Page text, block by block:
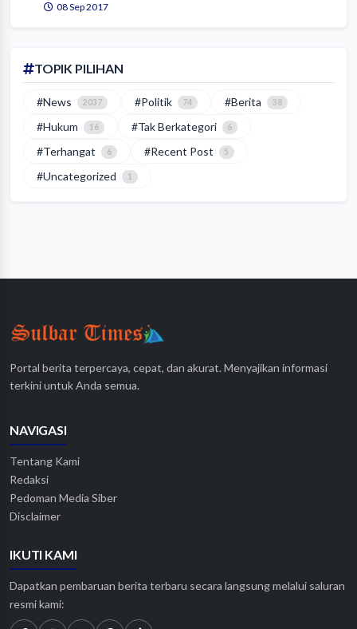
08 Sep 2017
TOPIK PILIHAN
#News 2037 #Politik 74 #Berita 38
#Hukum 16 #Tak Berkategori 6
#Terhangat 6 #Recent Post 5
#Uncategorized 1
Portal berita terpercaya, cepat, dan akurat. Menyajikan informasi
terkini untuk Anda semua.
NAVIGASI
Tentang Kami
Redaksi
Pedoman Media Siber
Disclaimer
IKUTI KAMI
Dapatkan pembaruan berita terbaru secara langsung melalui saluran
resmi kami: